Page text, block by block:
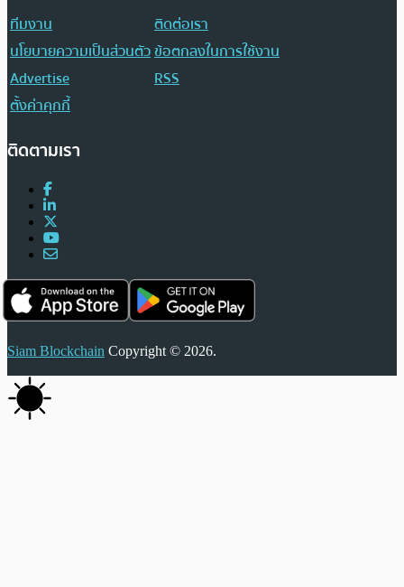
ทีมงาน
ติดต่อเรา
นโยบายความเป็นส่วนตัวข้อตกลงในการใช้งาน
Advertise
RSS
ตั้งค่าคุกกี้
ติดตามเรา
Siam Blockchain Copyright © 2026.